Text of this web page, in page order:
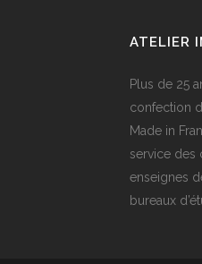
ATELIER
Plus de 25
confection
Made in
service des
enseignes
bureaux